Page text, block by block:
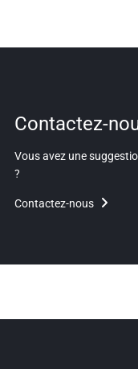
Contactez-
Vous avez une
?
Contactez-nous